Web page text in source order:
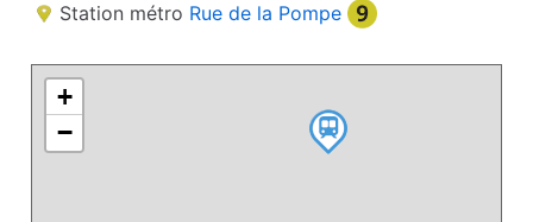
Station métro Rue de la Pompe
+
−